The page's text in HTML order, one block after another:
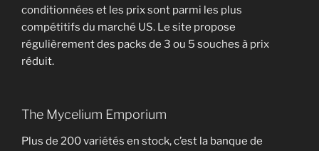
conditionnées et les prix sont parmi les plus
compétitifs du marché US. Le site propose
régulièrement des packs de 3 ou 5 souches à prix
réduit.
The Mycelium Emporium
Plus de 200 variétés en stock, c’est la banque de